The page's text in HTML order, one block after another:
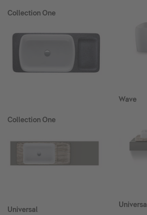
Collection One
Collection One
Universal
Wave
Universal